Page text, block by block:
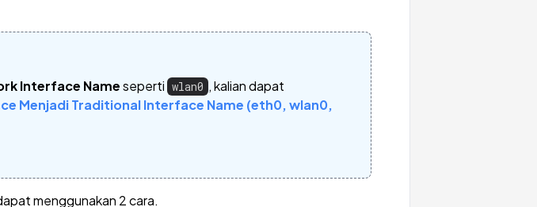
Interface Nameseperti wlan0 , kalian dapat
Menjadi Traditional Interface Name (eth0, wlan0,
menggunakan 2 cara.